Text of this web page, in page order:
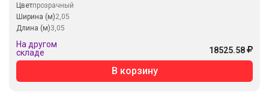
Цветпрозрачный
Ширина (м)2,05
Длина (м)3,05
На другом
складе
18525.58
В корзину